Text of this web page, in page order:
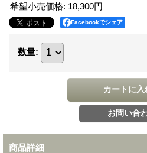
希望小売価格: 18,300円
Facebookでシェア
数量:
商品詳細